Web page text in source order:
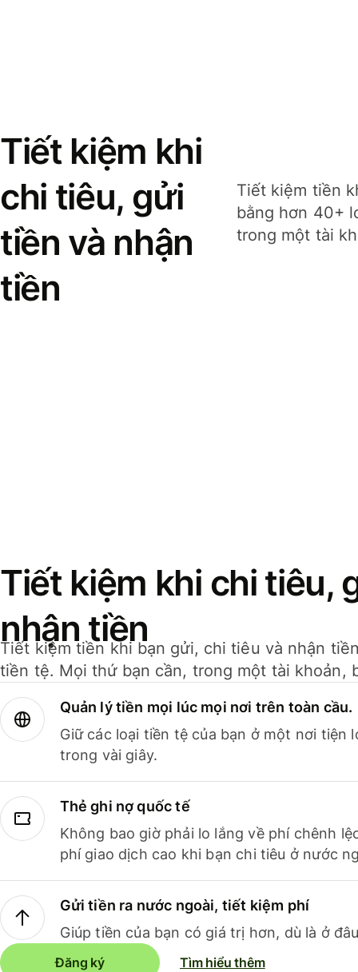
Tiết kiệm khi
chi tiêu, gửi
tiền và nhận
tiền
Tiết kiệm tiền
bằng hơn 40+
trong một tài
Tiết kiệm khi chi tiêu,
nhận tiền
Tiết kiệm tiền khi bạn gửi, chi tiêu và nhận
tiền tệ. Mọi thứ bạn cần, trong một tài khoản,
Quản lý tiền mọi lúc mọi nơi trên toàn cầu.
Giữ các loại tiền tệ của bạn ở một nơi tiện
trong vài giây.
Thẻ ghi nợ quốc tế
Không bao giờ phải lo lắng về phí chênh
phí giao dịch cao khi bạn chi tiêu ở nước
Gửi tiền ra nước ngoài, tiết kiệm phí
Giúp tiền của bạn có giá trị hơn, dù là ở
Đăng ký Tìm hiểu thêm